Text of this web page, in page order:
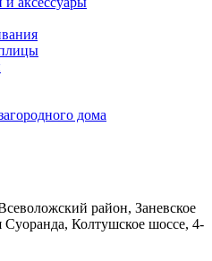
дома
район, Заневское
Суоранда, Колтушское шоссе, 4-